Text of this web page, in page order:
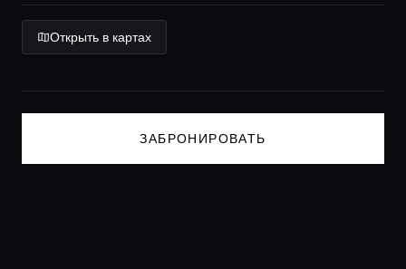
Lifestyle журнал
Открыть в картах
ЗАБРОНИРОВАТЬ